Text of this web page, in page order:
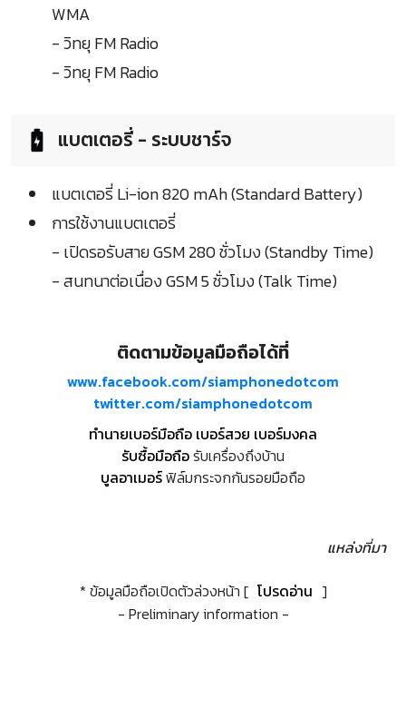
WMA
- วิทยุ FM Radio
- วิทยุ FM Radio
แบตเตอรี่ - ระบบชาร์จ
แบตเตอรี่ Li-ion 820 mAh (Standard Battery)
การใช้งานแบตเตอรี่
- เปิดรอรับสาย GSM 280 ชั่วโมง (Standby Time)
- สนทนาต่อเนื่อง GSM 5 ชั่วโมง (Talk Time)
ติดตามข้อมูลมือถือได้ที่
www.facebook.com/siamphonedotcom
twitter.com/siamphonedotcom
ทำนายเบอร์มือถือ เบอร์สวย เบอร์มงคล
รับซื้อมือถือรับเครื่องถึงบ้าน
บูลอาเมอร์ฟิล์มกระจกกันรอยมือถือ
แหล่งที่มา
* ข้อมูลมือถือเปิดตัวล่วงหน้า [ โปรดอ่าน ]
- Preliminary information -